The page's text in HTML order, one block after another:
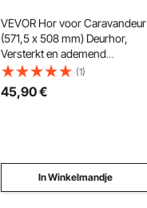
VEVOR Hor voor Caravandeur
(571,5 x 508 mm) Deurhor,
Versterkt en ademend
beschermnet, Bescherming
tegen instappen in camper ter
bescherming van huisdieren
(1)
45,90€
In Winkelmandje